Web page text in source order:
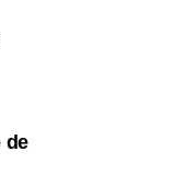
compreender o
contribui para
a vice-
Wellington
conversa
de